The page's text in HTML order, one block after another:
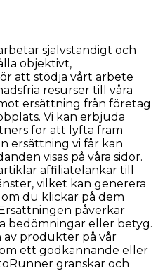
självständigt och
objektivt,
att stödja vårt arbete
resurser till våra
ersättning från företag
Vi kan erbjuda
för att lyfta fram
ersättning vi får kan
visas på våra sidor.
affiliatelänkar till
vilket kan generera
du klickar på dem
påverkar
bedömningar eller betyg.
av produkter på vår
ett godkännande eller
granskar och